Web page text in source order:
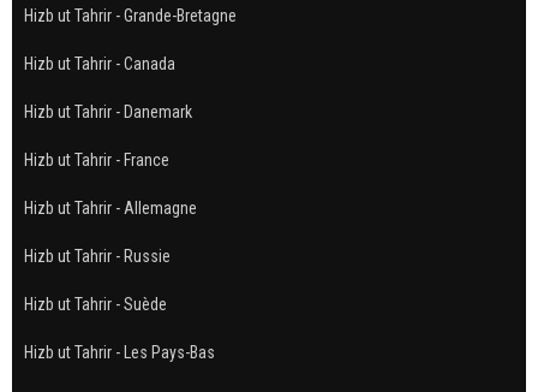
Hizb ut Tahrir - Grande-Bretagne
Hizb ut Tahrir - Canada
Hizb ut Tahrir - Danemark
Hizb ut Tahrir - France
Hizb ut Tahrir - Allemagne
Hizb ut Tahrir - Russie
Hizb ut Tahrir - Suède
Hizb ut Tahrir - Les Pays-Bas